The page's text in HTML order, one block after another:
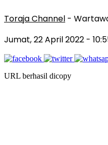
Toraja Channel -
Jumat, 22 April 2022 -
URL berhasil dicopy